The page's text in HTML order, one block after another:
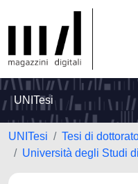
UNITesi
UNITesi
Tesi di
Università degli Studi